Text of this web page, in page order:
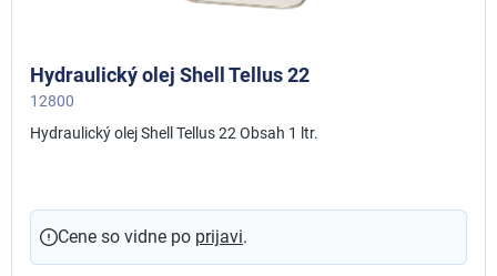
Hydraulický olej Shell Tellus 22
12800
Hydraulický olej Shell Tellus 22 Obsah 1 ltr.
Cene so vidne po prijavi.